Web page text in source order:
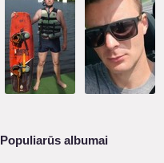
Populiarūs albumai